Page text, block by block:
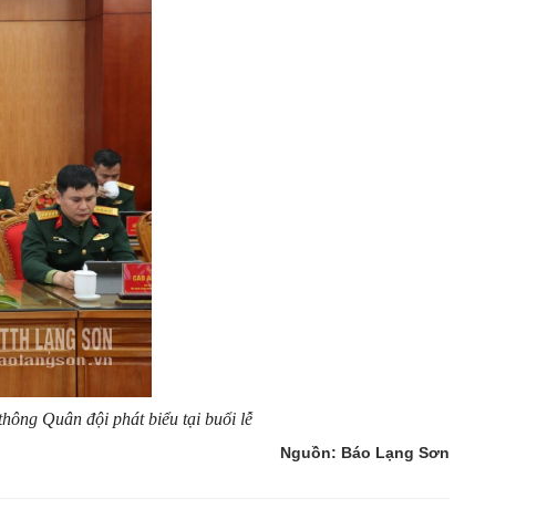
Quân đội phát biểu tại buổi lễ
Nguồn: Báo Lạng Sơn